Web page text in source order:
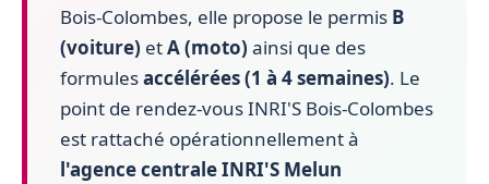
Bois-Colombes, elle propose le permis B
(voiture) etA (moto) ainsi que des
formulesaccélérées (1 à 4 semaines). Le
point de rendez-vous INRI'S Bois-Colombes
est rattaché opérationnellement à
l'agence centrale INRI'S Melun